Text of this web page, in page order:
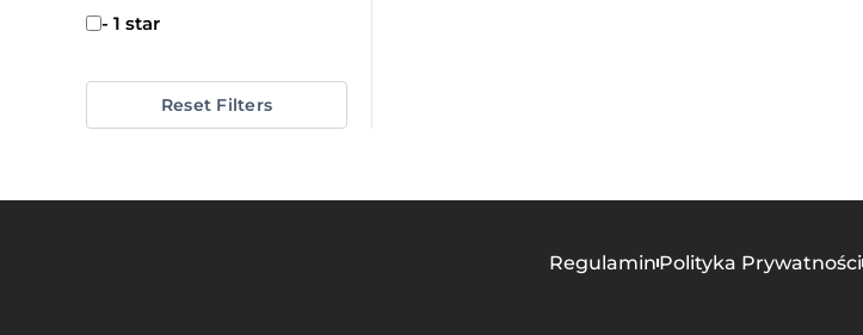
- 1 star
Reset Filters
Regulamin Polityka Prywatności